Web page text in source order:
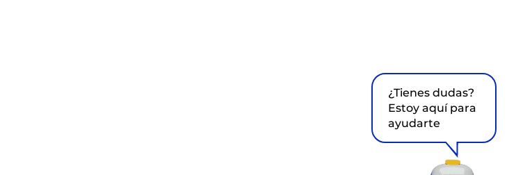
¿Tienes dudas?
Estoy aquí para
ayudarte